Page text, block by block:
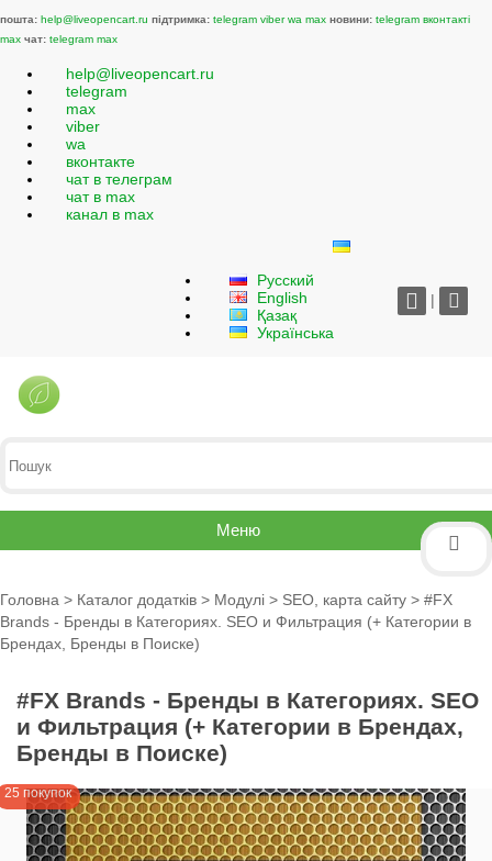
пошта: help@liveopencart.ru підтримка: telegram viber wa max новини: telegram вконтакті
max чат: telegram max
help@liveopencart.ru
telegram
max
viber
wa
вконтакте
чат в телеграм
чат в max
канал в max
Русский
English
Қазақ
Українська
|
Меню
Головна > Каталог додатків > Модулі > SEO, карта сайту > #FX
Brands - Бренды в Категориях. SEO и Фильтрация (+ Категории в
Брендах, Бренды в Поиске)
#FX Brands - Бренды в Категориях. SEO
и Фильтрация (+ Категории в Брендах,
Бренды в Поиске)
25 покупок